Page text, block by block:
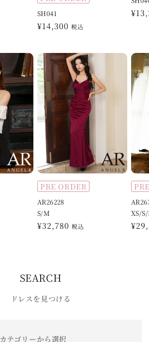
SH041
通
格
¥14,300 税込
通
PRE ORDER
AR26228
S/M
通
¥32,780 税込
XS/
通
SEARCH
ドレスを見つける
カテゴリーから選択